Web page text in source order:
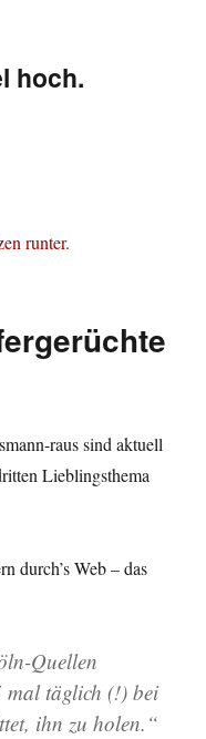
hoch.
raus sind aktuell
Lieblingsthema
durch’s Web – das
Quellen
mal täglich (!) bei
ihn zu holen.“